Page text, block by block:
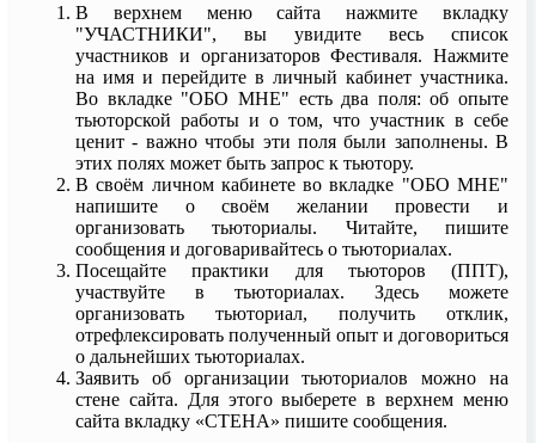
В верхнем меню сайта нажмите вкладку
"УЧАСТНИКИ", вы увидите весь список
участников и организаторов Фестиваля. Нажмите
на имя и перейдите в личный кабинет участника.
Во вкладке "ОБО МНЕ" есть два поля: об опыте
тьюторской работы и о том, что участник в себе
ценит - важно чтобы эти поля были заполнены. В
этих полях может быть запрос к тьютору.
В своём личном кабинете во вкладке "ОБО МНЕ"
напишите о своём желании провести и
организовать тьюториалы. Читайте, пишите
сообщения и договаривайтесь о тьюториалах.
Посещайте практики для тьюторов (ППТ),
участвуйте в тьюториалах. Здесь можете
организовать тьюториал, получить отклик,
отрефлексировать полученный опыт и договориться
о дальнейших тьюториалах.
Заявить об организации тьюториалов можно на
стене сайта. Для этого выберете в верхнем меню
сайта вкладку «СТЕНА» пишите сообщения.